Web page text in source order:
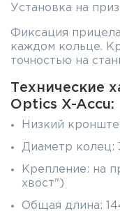
Установка на
Фиксация
каждом кольце.
точностью на
Технические
Optics X-Accu:
Низкий
Диаметр колец:
Крепление: на
хвост")
Общая длина: